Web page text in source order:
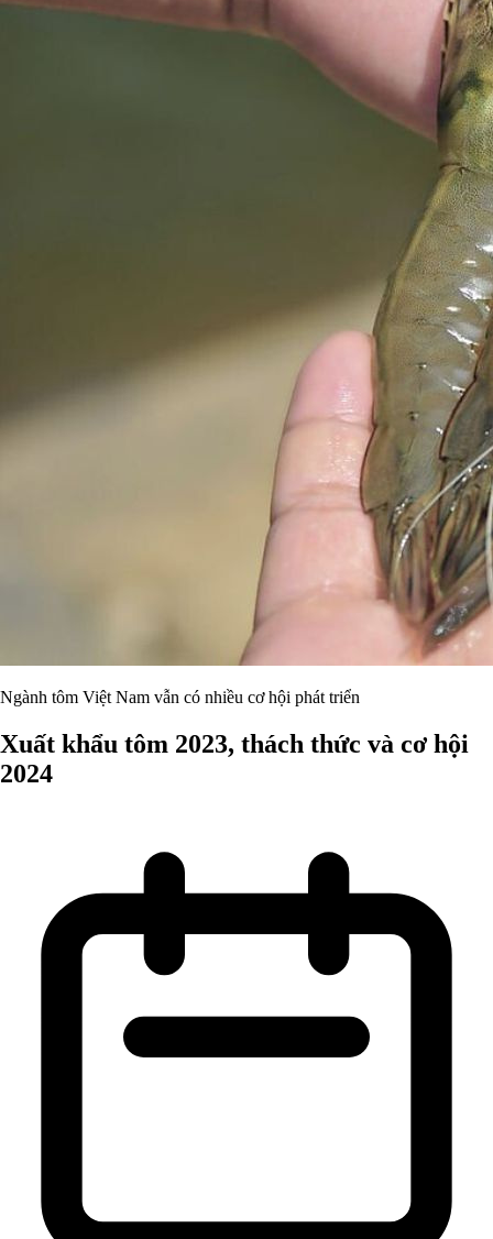
Ngành tôm Việt Nam vẫn có nhiều cơ hội phát triển
Xuất khẩu tôm 2023, thách thức và cơ hội
2024